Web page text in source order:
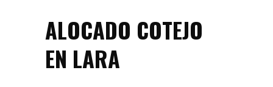
ALOCADO COTEJO
EN LARA